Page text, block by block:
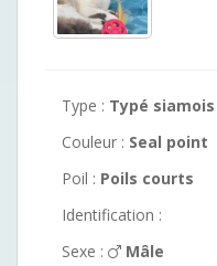
Type : Typé siamois
Couleur : Seal point
Poil : Poils courts
Identification :
Sexe :
Mâle